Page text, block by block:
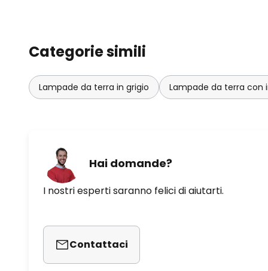
Categorie simili
Lampade da terra in grigio Lampade da terra con
Hai domande?
I nostri esperti saranno felici di aiutarti.
Contattaci